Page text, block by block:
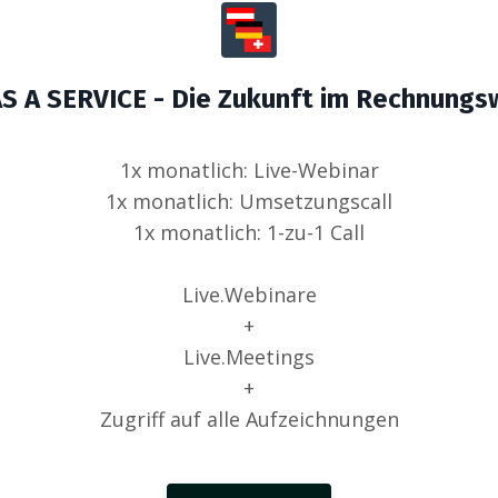
A SERVICE - Die Zukunft im
1x monatlich: Live-Webinar
1x monatlich: Umsetzungscall
1x monatlich: 1-zu-1 Call
Live.Webinare
+
Live.Meetings
+
Zugriff auf alle Aufzeichnungen